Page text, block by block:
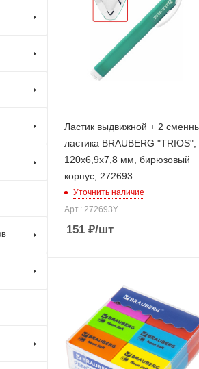
Ластик выдвижной + 2
ластика BRAUBERG "TRIOS",
120х6,9х7,8 мм, бирюзовый
корпус, 272693
Уточнить наличие
Арт.: 272693Y
151 ₽/шт